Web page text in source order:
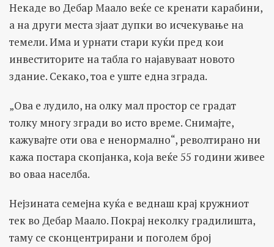
Некаде во Дебар Маало веќе се кренати карабини,
а на други места зјаат дупки во исчекување на
темели. Има и урнати стари куќи пред кои
инвеститорите на табла го најавуваат новото
здание. Секако, тоа е уште една зграда.
„Ова е лудило, на олку мал простор се градат
толку многу згради во исто време. Снимајте,
кажувајте оти ова е ненормално“, револтирано ни
кажа постара скопјанка, која веќе 55 години живее
во оваа населба.
Нејзината семејна куќа е веднаш крај кружниот
тек во Дебар Маало. Покрај неколку градилишта,
таму се сконцентрирани и поголем број